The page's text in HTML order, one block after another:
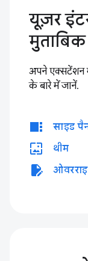
यूज़र
मुताबिक
अपने एक्सटेंशन
के बारे में जानें.
view_sidebar साइड
wallpaper थीम
edit_document